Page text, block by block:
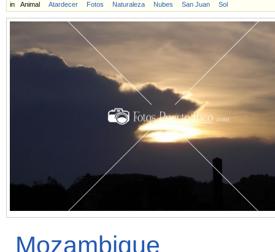
in Animal Atardecer Fotos Naturaleza Nubes San Juan Sol
Mozambique